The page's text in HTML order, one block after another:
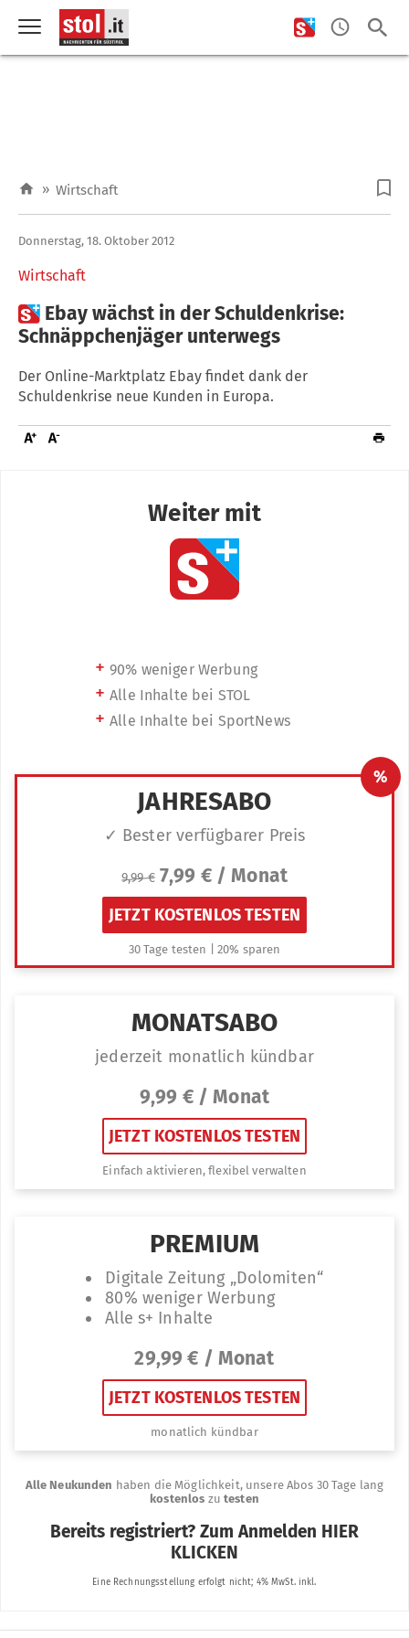
» Wirtschaft
Wirtschaft
Donnerstag, 18. Oktober 2012
 Ebay wächst in der Schuldenkrise:
Schnäppchenjäger unterwegs
Der Online-Marktplatz Ebay findet dank der
Schuldenkrise neue Kunden in Europa.